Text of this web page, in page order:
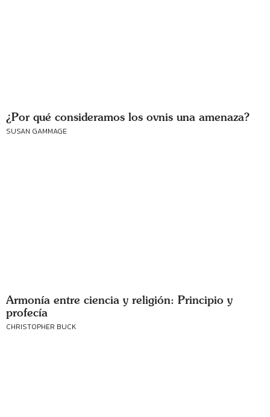
¿Por qué consideramos los ovnis una amenaza?
SUSAN GAMMAGE
Armonía entre ciencia y religión: Principio y
profecía
CHRISTOPHER BUCK